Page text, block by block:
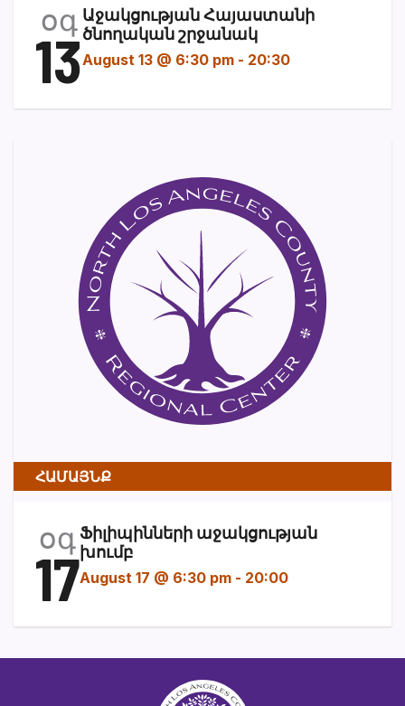
օգ
13
Աջակցության Հայաստանի
ծնողական շրջանակ
August 13 @ 6:30 pm - 20:30
ՀԱՄԱՅՆՔ
օգ
17
Ֆիլիպինների աջակցության
խումբ
August 17 @ 6:30 pm - 20:00